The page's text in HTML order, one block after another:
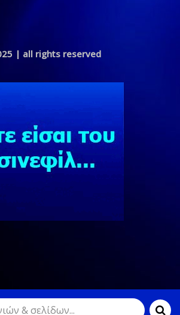
| all rights reserved